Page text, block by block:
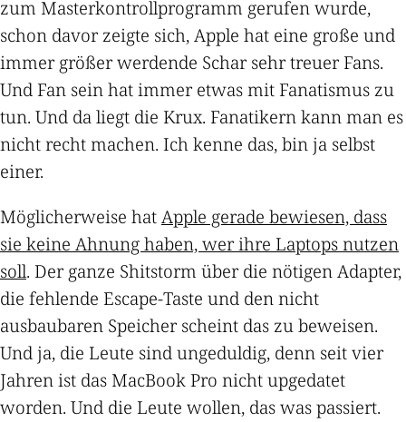
zum Masterkontrollprogramm gerufen wurde,
schon davor zeigte sich, Apple hat eine große und
immer größer werdende Schar sehr treuer Fans.
Und Fan sein hat immer etwas mit Fanatismus zu
tun. Und da liegt die Krux. Fanatikern kann man es
nicht recht machen. Ich kenne das, bin ja selbst
einer.
Möglicherweise hatApple gerade bewiesen, dass
sie keine Ahnung haben, wer ihre Laptops nutzen
soll. Der ganze Shitstorm über die nötigen Adapter,
die fehlende Escape-Taste und den nicht
ausbaubaren Speicher scheint das zu beweisen.
Und ja, die Leute sind ungeduldig, denn seit vier
Jahren ist das MacBook Pro nicht upgedatet
worden. Und die Leute wollen, das was passiert.